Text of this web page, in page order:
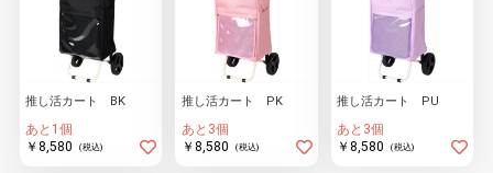
推し活カート BK
あと1個
￥8,580
(税込)
推し活カート PK
あと3個
￥8,580
(税込)
推し活カート PU
あと3個
￥8,580
(税込)
イラストレ
ーター
アダルトグ
ッズ